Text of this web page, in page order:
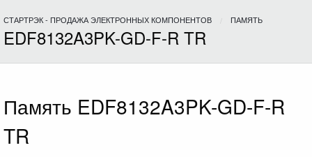
СТАРТРЭК - ПРОДАЖА ЭЛЕКТРОННЫХ КОМПОНЕНТОВ ПАМЯТЬ
EDF8132A3PK-GD-F-R TR
Память EDF8132A3PK-GD-F-R
TR